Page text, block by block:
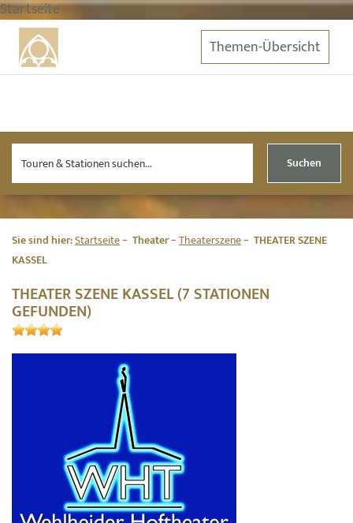
Startseite
Themen-Übersicht
Suchen
Sie sind hier:Startseite Theater Theaterszene
THEATER SZENE
KASSEL
THEATER SZENE KASSEL (7 STATIONEN
GEFUNDEN)